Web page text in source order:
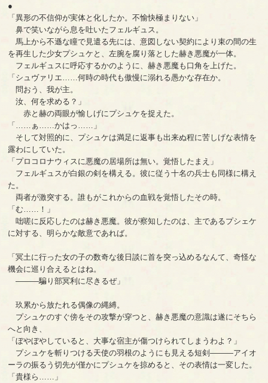
●
「異形の不信仰が実体と化したか。不愉快極まりない」
鼻で笑いながら息を吐いたフェルギュス。
馬上から不遜な瞳で見遣る先には、意図しない契約により束の間の生
を再生した少女プシュケと、左腕を腐り落とした赫き悪魔が一体。
フェルギュスに呼応するかのように、赫き悪魔も口角を上げた。
「シュヴァリエ……何時の時代も傲慢に溺れる愚かな存在か。
問おう、我が主。
汝、何を求める？」
赤と赫の両眼が愉しげにプシュケを捉えた。
「……ぁ……かはっ……」
そして対照的に、プシュケは満足に返事も出来ぬ程に苦しげな表情を
露わにしていた。
「プロコロナウィスに悪魔の居場所は無い。覚悟したまえ」
フェルギュスが白銀の剣を構える。彼に従う十名の兵士も同様に構え
た。
両者が激突する。誰もがこれからの血戦を覚悟したその時。
「む……！」
咄嗟に反応したのは赫き悪魔。彼が察知したのは、主であるプシェケ
に対する、明らかな敵意であれば。
「冥土に行った女の子の数奇な後日談に首を突っ込めるなんて、奇怪な
機会に巡り合えるとはね。
―――騙り部冥利に尽きるぜ」
玖累から放たれる偶像の縄縛。
プシュケのすぐ傍をその攻撃が穿つと、赫き悪魔の意識は遂にそちら
へと向き、
「ぼやぼやしていると、大事な宿主が傷つけられてしまうわよ？」
プシュケを斬りつける天使の羽根のようにも見える短剣―――アイオ
ーラの振るう切先が僅かにプシュケを掠めると、その表情は一変した。
「貴様ら……」